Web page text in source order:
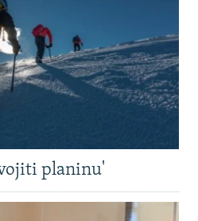
planinu'